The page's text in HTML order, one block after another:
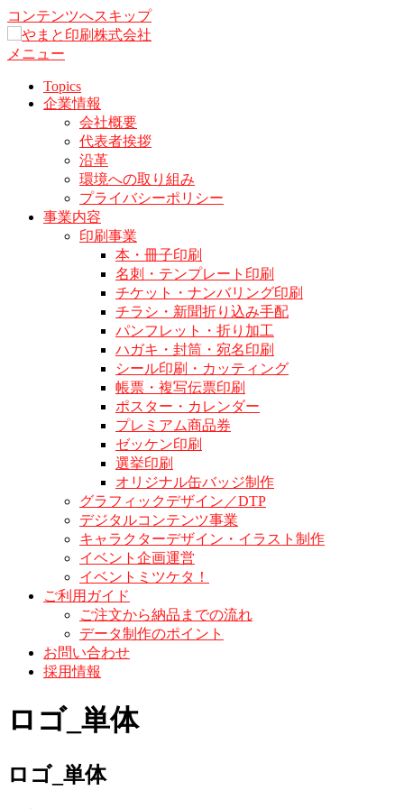
コンテンツへスキップ
メニュー
Topics
企業情報
会社概要
代表者挨拶
沿革
環境への取り組み
プライバシーポリシー
事業内容
印刷事業
本・冊子印刷
名刺・テンプレート印刷
チケット・ナンバリング印刷
チラシ・新聞折り込み手配
パンフレット・折り加工
ハガキ・封筒・宛名印刷
シール印刷・カッティング
帳票・複写伝票印刷
ポスター・カレンダー
プレミアム商品券
ゼッケン印刷
選挙印刷
オリジナル缶バッジ制作
グラフィックデザイン／DTP
デジタルコンテンツ事業
キャラクターデザイン・イラスト制作
イベント企画運営
イベントミツケタ！
ご利用ガイド
ご注文から納品までの流れ
データ制作のポイント
お問い合わせ
採用情報
ロゴ_単体
ロゴ_単体